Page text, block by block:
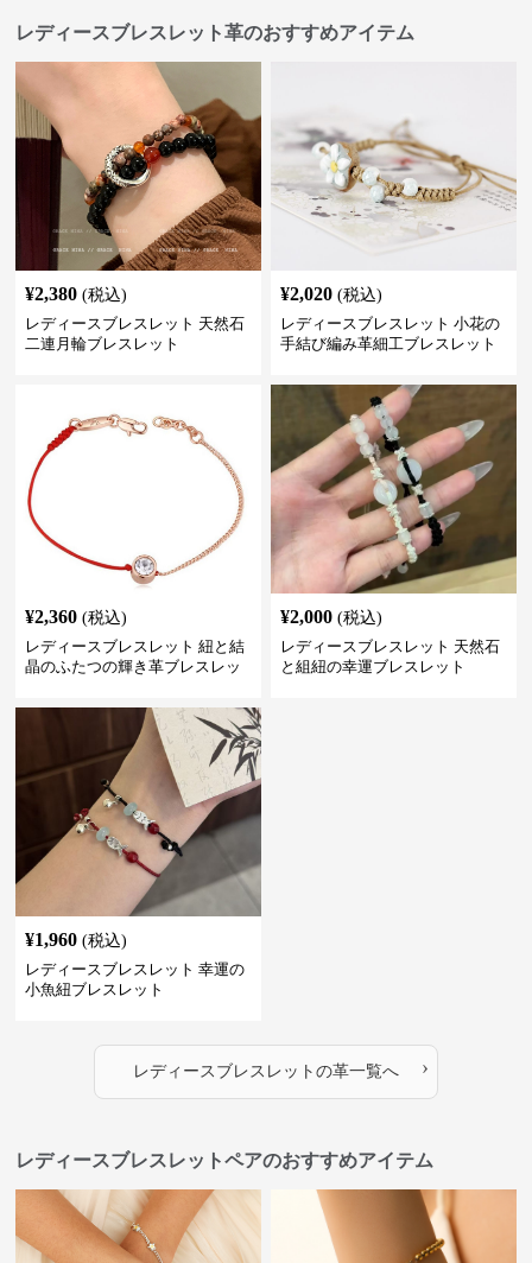
レディースブレスレット革のおすすめアイテム
¥2,380 (税込)
レディースブレスレット 天然石
二連月輪ブレスレット
¥2,020 (税込)
レディースブレスレット 小花の
手結び編み革細工ブレスレット
¥2,360 (税込)
レディースブレスレット 紐と結
晶のふたつの輝き革ブレスレッ
¥2,000 (税込)
レディースブレスレット 天然石
と組紐の幸運ブレスレット
¥1,960 (税込)
レディースブレスレット 幸運の
小魚紐ブレスレット
レディースブレスレット の革一覧へ ›
レディースブレスレットペアのおすすめアイテム